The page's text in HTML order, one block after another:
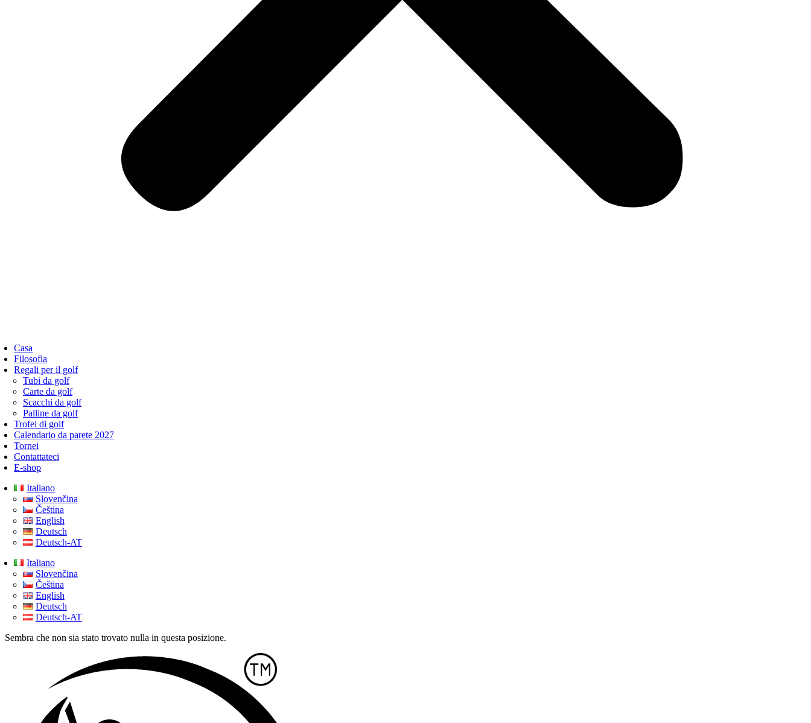
Casa
Filosofia
Regali per il golf
Tubi da golf
Carte da golf
Scacchi da golf
Palline da golf
Trofei di golf
Calendario da parete 2027
Tornei
Contattateci
E-shop
Italiano
Slovenčina
Čeština
English
Deutsch
Deutsch-AT
Italiano
Slovenčina
Čeština
English
Deutsch
Deutsch-AT
Sembra che non sia stato trovato nulla in questa posizione.